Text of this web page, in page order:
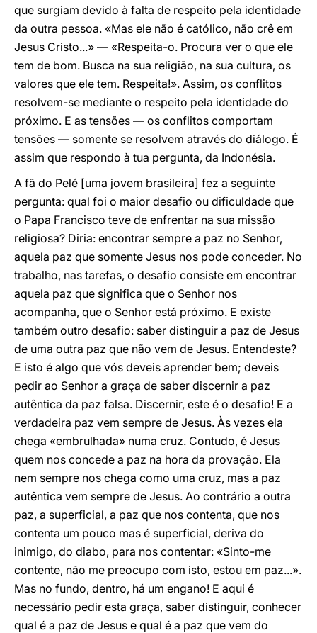
que surgiam devido à falta de respeito pela identidade
da outra pessoa. «Mas ele não é católico, não crê em
Jesus Cristo...» — «Respeita-o. Procura ver o que ele
tem de bom. Busca na sua religião, na sua cultura, os
valores que ele tem. Respeita!». Assim, os conflitos
resolvem-se mediante o respeito pela identidade do
próximo. E as tensões — os conflitos comportam
tensões — somente se resolvem através do diálogo. É
assim que respondo à tua pergunta, da Indonésia.
A fã do Pelé [uma jovem brasileira] fez a seguinte
pergunta: qual foi o maior desafio ou dificuldade que
o Papa Francisco teve de enfrentar na sua missão
religiosa? Diria: encontrar sempre a paz no Senhor,
aquela paz que somente Jesus nos pode conceder. No
trabalho, nas tarefas, o desafio consiste em encontrar
aquela paz que significa que o Senhor nos
acompanha, que o Senhor está próximo. E existe
também outro desafio: saber distinguir a paz de Jesus
de uma outra paz que não vem de Jesus. Entendeste?
E isto é algo que vós deveis aprender bem; deveis
pedir ao Senhor a graça de saber discernir a paz
autêntica da paz falsa. Discernir, este é o desafio! E a
verdadeira paz vem sempre de Jesus. Às vezes ela
chega «embrulhada» numa cruz. Contudo, é Jesus
quem nos concede a paz na hora da provação. Ela
nem sempre nos chega como uma cruz, mas a paz
autêntica vem sempre de Jesus. Ao contrário a outra
paz, a superficial, a paz que nos contenta, que nos
contenta um pouco mas é superficial, deriva do
inimigo, do diabo, para nos contentar: «Sinto-me
contente, não me preocupo com isto, estou em paz...».
Mas no fundo, dentro, há um engano! E aqui é
necessário pedir esta graça, saber distinguir, conhecer
qual é a paz de Jesus e qual é a paz que vem do